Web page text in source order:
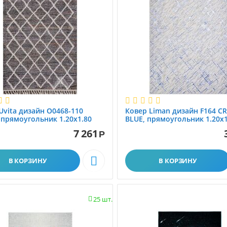
дизайн O0468-110
1.20x1.80
7 261 Р
В КОРЗИНУ 
Ковер Liman дизайн F164
BLUE, прямоугольник
В КОРЗИНУ
25 шт.
